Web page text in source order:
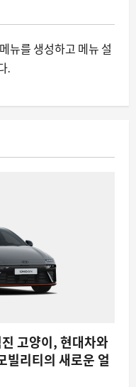
서 유출, 하지만 미국
벌 전기차 시장의 새
인증 코드 문제, 두
겪는 불편함과 해결 방
뉴를 생성하고 메뉴 설
.
고양이, 현대차와
빌리티의 새로운 얼